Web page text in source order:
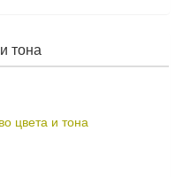
тона
цвета и тона